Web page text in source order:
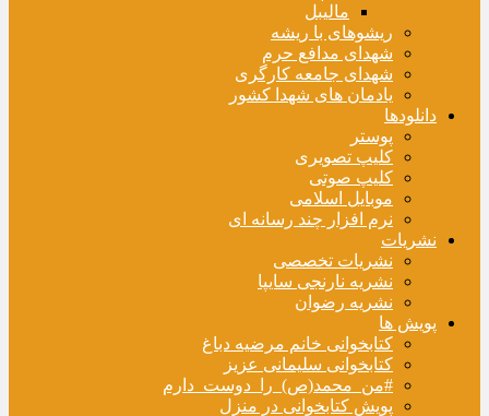
مالیبل
ریشوهای با ریشه
شهدای مدافع حرم
شهدای جامعه کارگری
یادمان های شهدا کشور
دانلودها
پوستر
کلیپ تصویری
کلیپ صوتی
موبایل اسلامی
نرم افزار چند رسانه ای
نشریات
نشریات تخصصی
نشریه نارنجی سایپا
نشریه رضوان
پویش ها
کتابخوانی خانم مرضیه دباغ
کتابخوانی سلیمانی عزیز
#من_محمد(ص)_را_دوست_دارم
پویش کتابخوانی در منزل